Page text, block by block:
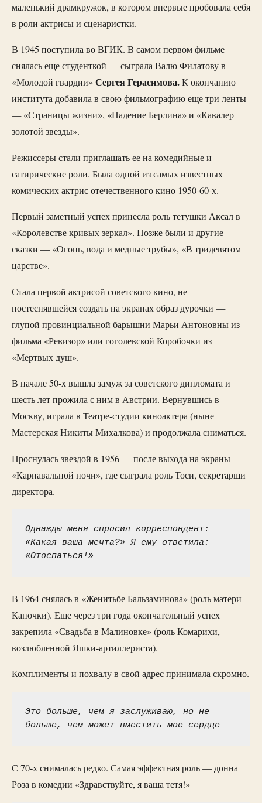
маленький драмкружок, в котором впервые пробовала себя
в роли актрисы и сценаристки.
В 1945 поступила во ВГИК. В самом первом фильме
снялась еще студенткой — сыграла Валю Филатову в
«Молодой гвардии» Сергея Герасимова.К окончанию
института добавила в свою фильмографию еще три ленты
— «Страницы жизни», «Падение Берлина» и «Кавалер
золотой звезды».
Режиссеры стали приглашать ее на комедийные и
сатирические роли. Была одной из самых известных
комических актрис отечественного кино 1950-60-х.
Первый заметный успех принесла роль тетушки Аксал в
«Королевстве кривых зеркал». Позже были и другие
сказки — «Огонь, вода и медные трубы», «В тридевятом
царстве».
Стала первой актрисой советского кино, не
постеснявшейся создать на экранах образ дурочки —
глупой провинциальной барышни Марьи Антоновны из
фильма «Ревизор» или гоголевской Коробочки из
«Мертвых душ».
В начале 50-х вышла замуж за советского дипломата и
шесть лет прожила с ним в Австрии. Вернувшись в
Москву, играла в Театре-студии киноактера (ныне
Мастерская Никиты Михалкова) и продолжала сниматься.
Проснулась звездой в 1956 — после выхода на экраны
«Карнавальной ночи», где сыграла роль Тоси, секретарши
директора.
Однажды меня спросил корреспондент:
«Какая ваша мечта?» Я ему ответила:
«Отоспаться!»
В 1964 снялась в «Женитьбе Бальзаминова» (роль матери
Капочки). Еще через три года окончательный успех
закрепила «Свадьба в Малиновке» (роль Комарихи,
возлюбленной Яшки-артиллериста).
Комплименты и похвалу в свой адрес принимала скромно.
Это больше, чем я заслуживаю, но не
больше, чем может вместить мое сердце
С 70-х снималась редко. Самая эффектная роль — донна
Роза в комедии «Здравствуйте, я ваша тетя!»